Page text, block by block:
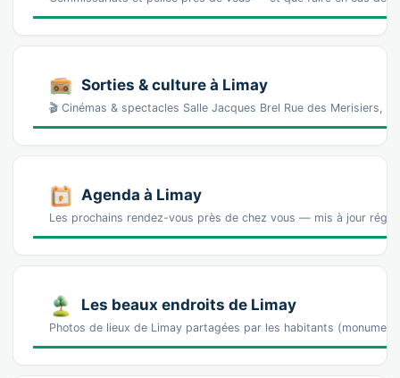
Sorties & culture à Limay
🎬 Cinémas & spectacles Salle Jacques Brel Rue des Merisiers,
Agenda à Limay
Les prochains rendez-vous près de chez vous — mis à jour
Les beaux endroits de Limay
Photos de lieux de Limay partagées par les habitants